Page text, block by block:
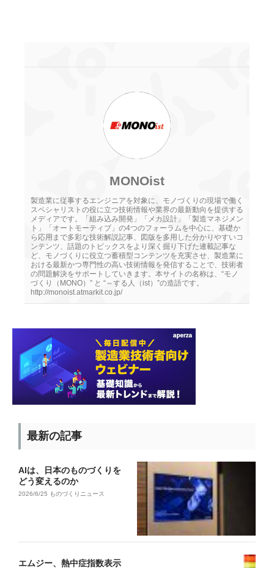
MONOist
製造業に従事するエンジニアを対象に、モノづくりの現場で働く
スペシャリストの役に立つ技術情報や業界の最新動向を提供する
メディアです。「組み込み開発」「メカ設計」「製造マネジメン
ト」「オートモーティブ」の4つのフォーラムを中心に、基礎か
ら応用まで多彩な技術解説記事、図版を多用した分かりやすいコ
ンテンツ、話題のトピックスをより深く掘り下げた連載記事な
ど、モノづくりに役立つ蓄積型コンテンツを充実させ、製造業に
おける最新かつ専門性の高い技術情報を発信することで、技術者
の問題解決をサポートしていきます。本サイトの名称は、“モノ
づくり（MONO）” と “～する人（ist）”の造語です。
http://monoist.atmarkit.co.jp/
最新の記事
AIは、日本のものづくりを
どう変えるのか
2026/6/25 ものづくりニュース
エムジー、熱中症指数表示